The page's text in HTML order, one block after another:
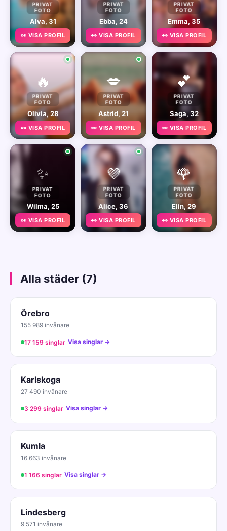
PRIVAT
FOTO
Alva, 31
👀 VISA PROFIL
PRIVAT
FOTO
Ebba, 24
👀 VISA PROFIL
PRIVAT
FOTO
Emma, 35
👀 VISA PROFIL
🔥
PRIVAT
FOTO
Olivia, 28
👀 VISA PROFIL
💋
PRIVAT
FOTO
Astrid, 21
👀 VISA PROFIL
💕
PRIVAT
FOTO
Saga, 32
👀 VISA PROFIL
✨
PRIVAT
FOTO
Wilma, 25
👀 VISA PROFIL
💜
PRIVAT
FOTO
Alice, 36
👀 VISA PROFIL
🌹
PRIVAT
FOTO
Elin, 29
👀 VISA PROFIL
Alla städer (7)
Örebro
155 989 invånare
17 159 singlar Visa singlar →
Karlskoga
27 490 invånare
3 299 singlar Visa singlar →
Kumla
16 663 invånare
1 166 singlar Visa singlar →
Lindesberg
9 571 invånare